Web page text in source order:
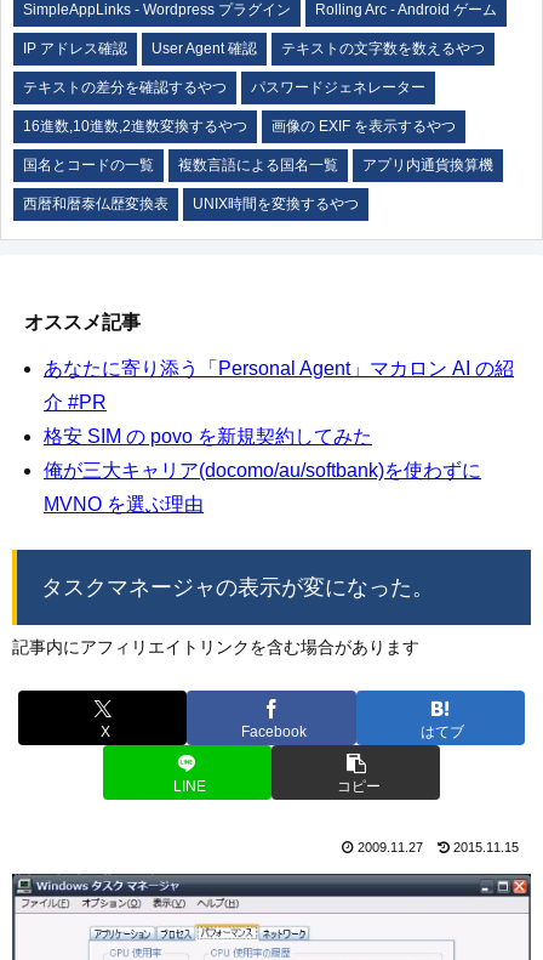
SimpleAppLinks - Wordpress プラグイン Rolling Arc - Android ゲーム
IP アドレス確認 User Agent 確認 テキストの文字数を数えるやつ
テキストの差分を確認するやつ パスワードジェネレーター
16進数,10進数,2進数変換するやつ 画像の EXIF を表示するやつ
国名とコードの一覧 複数言語による国名一覧 アプリ内通貨換算機
西暦和暦泰仏歴変換表 UNIX時間を変換するやつ
オススメ記事
あなたに寄り添う「Personal Agent」マカロン AI の紹
介 #PR
格安 SIM の povo を新規契約してみた
俺が三大キャリア(docomo/au/softbank)を使わずに
MVNO を選ぶ理由
タスクマネージャの表示が変になった。
記事内にアフィリエイトリンクを含む場合があります
X Facebook はてブ
LINE コピー
2009.11.27 2015.11.15